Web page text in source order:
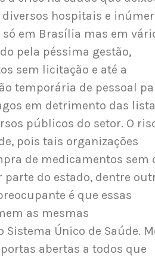
hospitais e
em Brasília mas em
pela péssima gestão,
sem licitação e até a
temporária de pessoal
em detrimento das
públicos do setor. O
pois tais organizações
de medicamentos sem
do estado, dentre
é que essas
as mesmas
Único de Saúde.
abertas a todos que